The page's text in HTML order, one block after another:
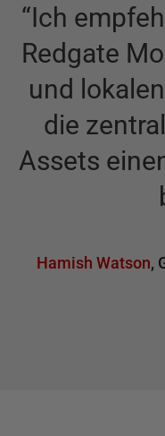
“Ich
Redgate
und
die
Assets
Hamish Watson,